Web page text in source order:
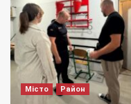
Місто Район